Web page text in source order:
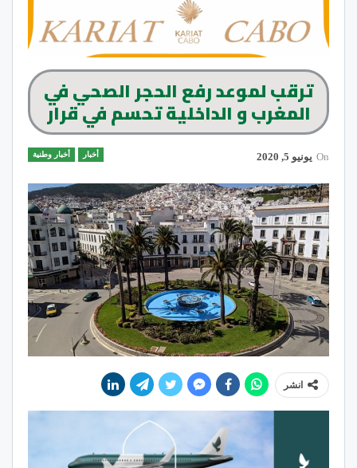
ترقب لموعد رفع الحجر الصحي في
المغرب و الداخلية تحسم في قرار
أخبار أخبار وطنية On يونيو 5, 2020
انشر